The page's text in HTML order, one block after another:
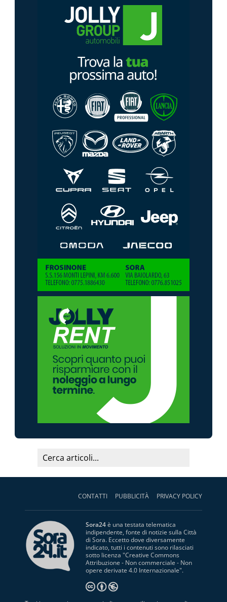
CONTATTI PUBBLICITÀ PRIVACY POLICY
Sora24è una testata telematica
indipendente, fonte di notizie sulla Città
di Sora. Eccetto dove diversamente
indicato, tutti i contenuti sono rilasciati
sotto licenza "Creative Commons
Attribuzione - Non commerciale - Non
opere derivate 4.0 Internazionale".